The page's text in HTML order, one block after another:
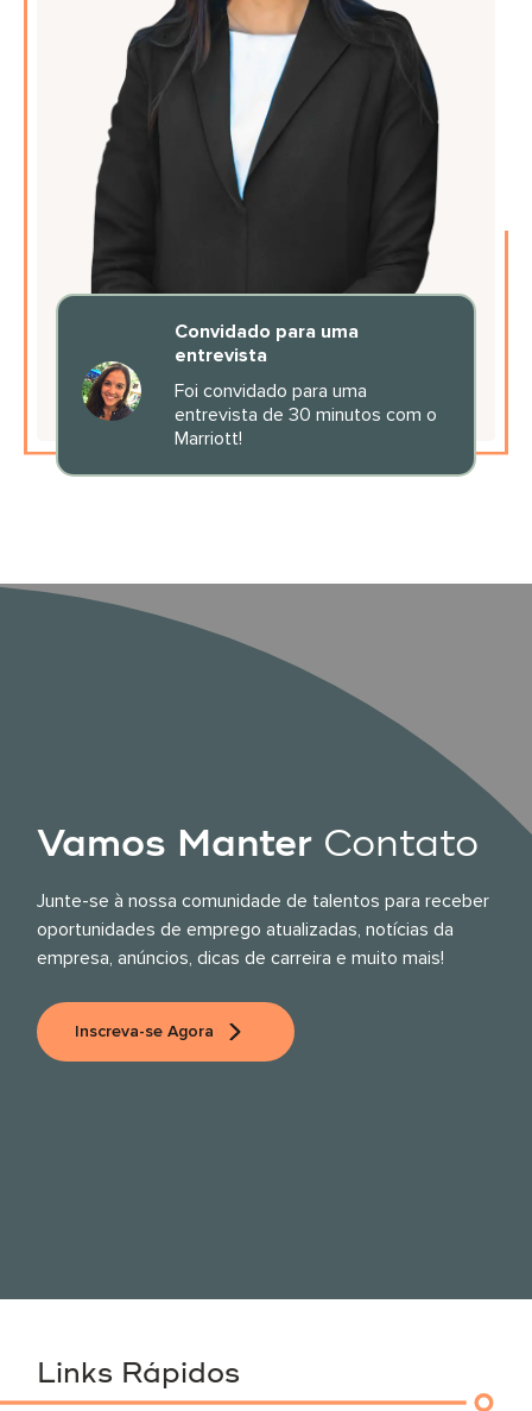
Convidado para uma
entrevista
Foi convidado para uma
entrevista de 30 minutos com o
Marriott!
Vamos Manter Contato
Junte-se à nossa comunidade de talentos para receber
oportunidades de emprego atualizadas, notícias da
empresa, anúncios, dicas de carreira e muito mais!
Inscreva-se Agora
Links Rápidos